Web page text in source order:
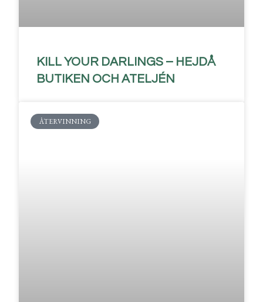
KILL YOUR DARLINGS – HEJDÅ
BUTIKEN OCH ATELJÉN
ÅTERVINNING